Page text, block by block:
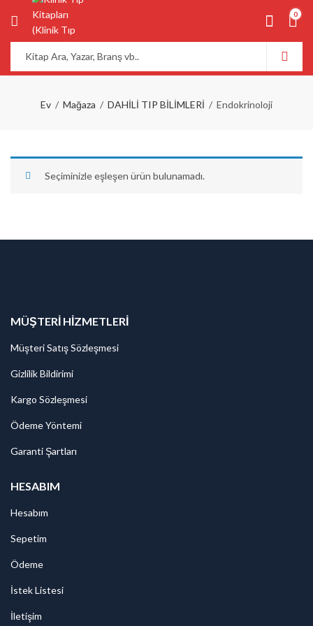
0
Ev Mağaza DAHİLİ TIP BİLİMLERİ Endokrinoloji
Seçiminizle eşleşen ürün bulunamadı.
MÜŞTERI HIZMETLERI
Müşteri Satış Sözleşmesi
Gizlilik Bildirimi
Kargo Sözleşmesi
Ödeme Yöntemi
Garanti Şartları
HESABIM
Hesabım
Sepetim
Ödeme
İstek Listesi
İletişim